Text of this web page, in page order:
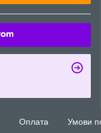
Оплата Умови